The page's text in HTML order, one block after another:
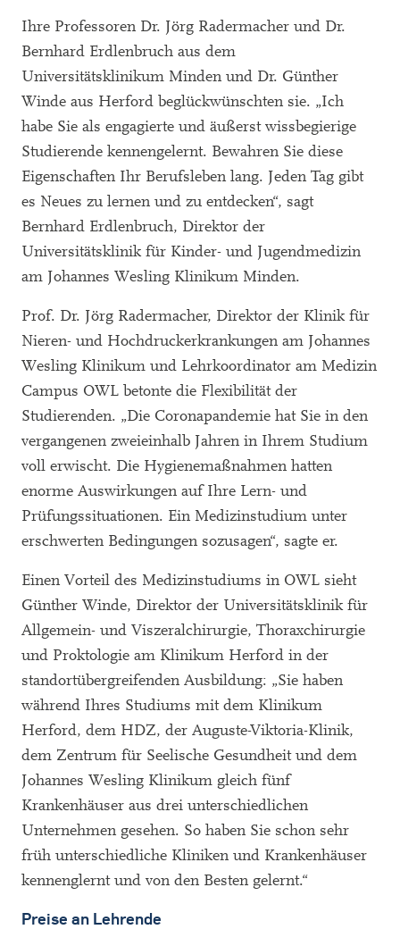
Ihre Professoren Dr. Jörg Radermacher und Dr.
Bernhard Erdlenbruch aus dem
Universitätsklinikum Minden und Dr. Günther
Winde aus Herford beglückwünschten sie. „Ich
habe Sie als engagierte und äußerst wissbegierige
Studierende kennengelernt. Bewahren Sie diese
Eigenschaften Ihr Berufsleben lang. Jeden Tag gibt
es Neues zu lernen und zu entdecken“, sagt
Bernhard Erdlenbruch, Direktor der
Universitätsklinik für Kinder- und Jugendmedizin
am Johannes Wesling Klinikum Minden.
Prof. Dr. Jörg Radermacher, Direktor der Klinik für
Nieren- und Hochdruckerkrankungen am Johannes
Wesling Klinikum und Lehrkoordinator am Medizin
Campus OWL betonte die Flexibilität der
Studierenden. „Die Coronapandemie hat Sie in den
vergangenen zweieinhalb Jahren in Ihrem Studium
voll erwischt. Die Hygienemaßnahmen hatten
enorme Auswirkungen auf Ihre Lern- und
Prüfungssituationen. Ein Medizinstudium unter
erschwerten Bedingungen sozusagen“, sagte er.
Einen Vorteil des Medizinstudiums in OWL sieht
Günther Winde, Direktor der Universitätsklinik für
Allgemein- und Viszeralchirurgie, Thoraxchirurgie
und Proktologie am Klinikum Herford in der
standortübergreifenden Ausbildung: „Sie haben
während Ihres Studiums mit dem Klinikum
Herford, dem HDZ, der Auguste-Viktoria-Klinik,
dem Zentrum für Seelische Gesundheit und dem
Johannes Wesling Klinikum gleich fünf
Krankenhäuser aus drei unterschiedlichen
Unternehmen gesehen. So haben Sie schon sehr
früh unterschiedliche Kliniken und Krankenhäuser
kennenglernt und von den Besten gelernt.“
Preise an Lehrende